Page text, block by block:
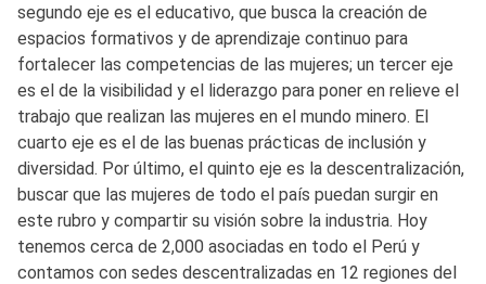
segundo eje es el educativo, que busca la creación de
espacios formativos y de aprendizaje continuo para
fortalecer las competencias de las mujeres; un tercer eje
es el de la visibilidad y el liderazgo para poner en relieve el
trabajo que realizan las mujeres en el mundo minero. El
cuarto eje es el de las buenas prácticas de inclusión y
diversidad. Por último, el quinto eje es la descentralización,
buscar que las mujeres de todo el país puedan surgir en
este rubro y compartir su visión sobre la industria. Hoy
tenemos cerca de 2,000 asociadas en todo el Perú y
contamos con sedes descentralizadas en 12 regiones del